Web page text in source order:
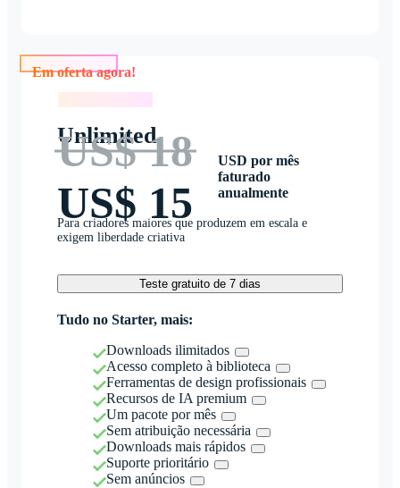
Unlimited
US$ 18
US$ 15
USD por mês
faturado
anualmente
Para criadores maiores que produzem em escala e
exigem liberdade criativa
Teste gratuito de 7 dias
Tudo no Starter, mais:
Downloads ilimitados
Acesso completo à biblioteca
Ferramentas de design profissionais
Recursos de IA premium
Um pacote por mês
Sem atribuição necessária
Downloads mais rápidos
Suporte prioritário
Sem anúncios